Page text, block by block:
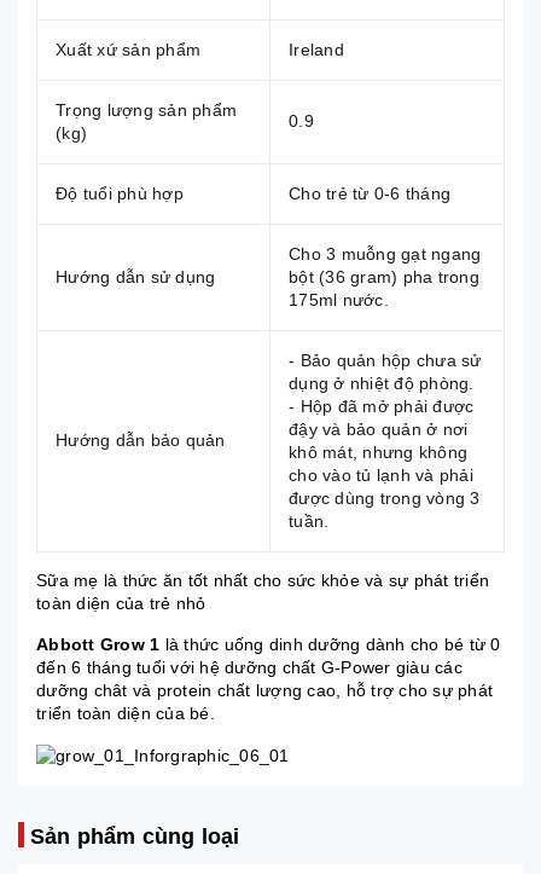
Xuất xứ sản phẩm Ireland
Trọng lượng sản phẩm
(kg)
0.9
Độ tuổi phù hợp Cho trẻ từ 0-6 tháng
Hướng dẫn sử dụng
Cho 3 muỗng gạt ngang
bột (36 gram) pha trong
175ml nước.
Hướng dẫn bảo quản
- Bảo quản hộp chưa sử
dụng ở nhiệt độ phòng.
- Hộp đã mở phải được
đậy và bảo quản ở nơi
khô mát, nhưng không
cho vào tủ lạnh và phải
được dùng trong vòng 3
tuần.
Sữa mẹ là thức ăn tốt nhất cho sức khỏe và sự phát triển
toàn diện của trẻ nhỏ
Abbott Grow 1 là thức uống dinh dưỡng dành cho bé từ 0
đến 6 tháng tuổi với hệ dưỡng chất G-Power giàu các
dưỡng chât và protein chất lượng cao, hỗ trợ cho sự phát
triển toàn diện của bé.
Sản phẩm cùng loại